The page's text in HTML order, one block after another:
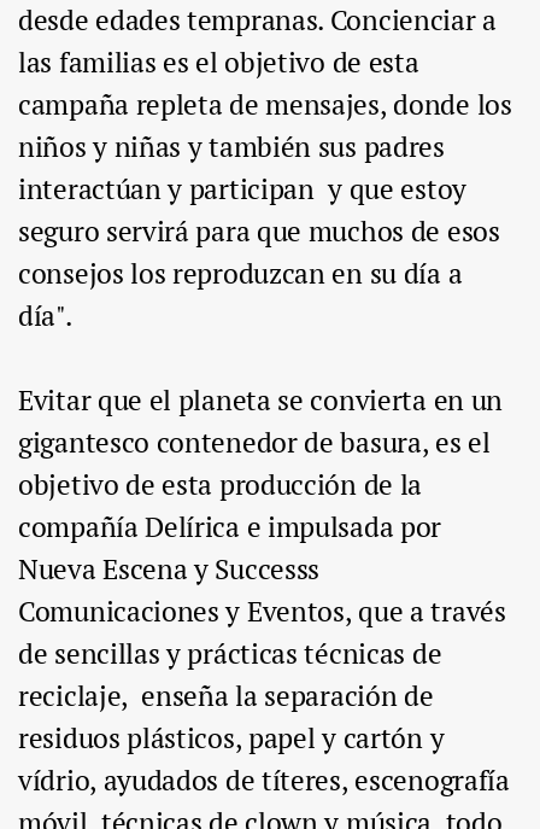
desde edades tempranas. Concienciar a
las familias es el objetivo de esta
campaña repleta de mensajes, donde los
niños y niñas y también sus padres
interactúan y participan y que estoy
seguro servirá para que muchos de esos
consejos los reproduzcan en su día a
día".
Evitar que el planeta se convierta en un
gigantesco contenedor de basura, es el
objetivo de esta producción de la
compañía Delírica e impulsada por
Nueva Escena y Successs
Comunicaciones y Eventos, que a través
de sencillas y prácticas técnicas de
reciclaje, enseña la separación de
residuos plásticos, papel y cartón y
vídrio, ayudados de títeres, escenografía